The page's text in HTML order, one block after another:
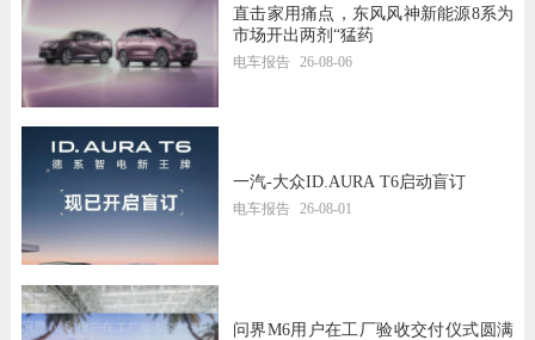
直击家用痛点，东风风神新能源8系为
市场开出两剂“猛药
电车报告 26-08-06
一汽-大众ID.AURA T6启动盲订
电车报告 26-08-01
问界M6用户在工厂验收交付仪式圆满